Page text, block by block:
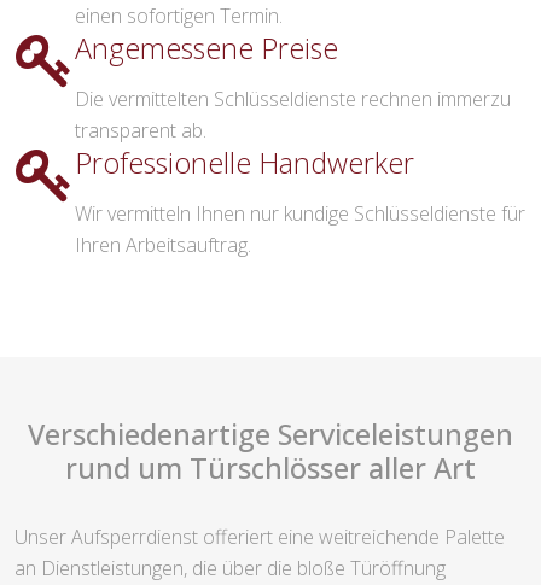
einen sofortigen Termin.
Angemessene Preise
Die vermittelten Schlüsseldienste rechnen immerzu
transparent ab.
Professionelle Handwerker
Wir vermitteln Ihnen nur kundige Schlüsseldienste für
Ihren Arbeitsauftrag.
Verschiedenartige Serviceleistungen
rund um Türschlösser aller Art
Unser Aufsperrdienst offeriert eine weitreichende Palette
an Dienstleistungen, die über die bloße Türöffnung